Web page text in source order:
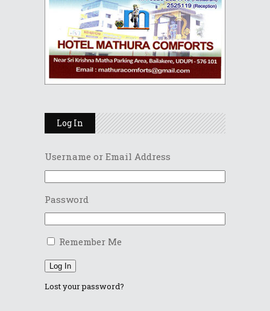
Log In
Username or Email Address
Password
Remember Me
Log In
Lost your password?